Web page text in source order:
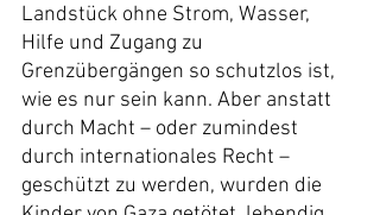
Landstück ohne Strom, Wasser,
Hilfe und Zugang zu
Grenzübergängen so schutzlos ist,
wie es nur sein kann. Aber anstatt
durch Macht – oder zumindest
durch internationales Recht –
geschützt zu werden, wurden die